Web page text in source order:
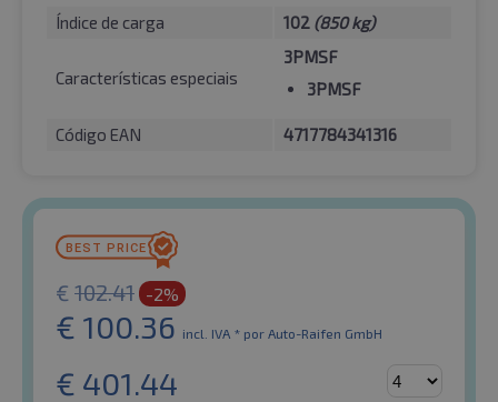
Índice de carga
102 (850 kg)
Características especiais
3PMSF
3PMSF
Código EAN 4717784341316
€ 102.41 -2%
€ 100.36 incl. IVA * por Auto-Raifen GmbH
€ 401.44